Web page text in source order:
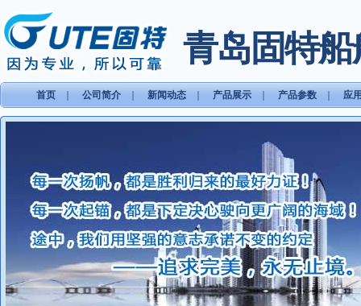
青岛固特
首页 公司简介 新闻动态 产品展示 产品参数 应